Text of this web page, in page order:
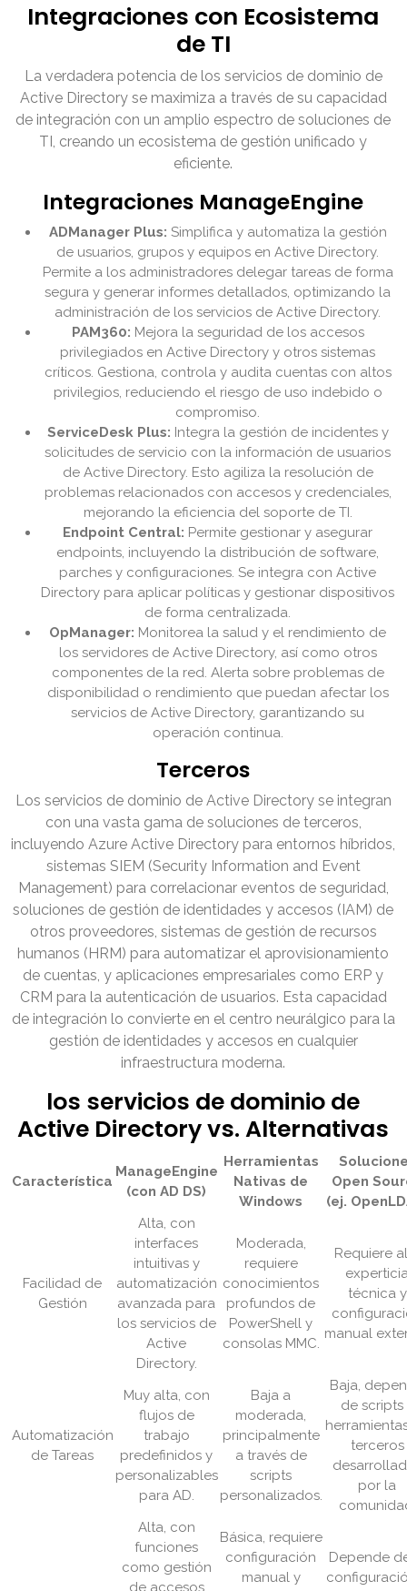
Integraciones con Ecosistema
de TI
La verdadera potencia de los servicios de dominio de
Active Directory se maximiza a través de su capacidad
de integración con un amplio espectro de soluciones de
TI, creando un ecosistema de gestión unificado y
eficiente.
Integraciones ManageEngine
ADManager Plus: Simplifica y automatiza la gestión
de usuarios, grupos y equipos en Active Directory.
Permite a los administradores delegar tareas de forma
segura y generar informes detallados, optimizando la
administración de los servicios de Active Directory.
PAM360: Mejora la seguridad de los accesos
privilegiados en Active Directory y otros sistemas
críticos. Gestiona, controla y audita cuentas con altos
privilegios, reduciendo el riesgo de uso indebido o
compromiso.
ServiceDesk Plus: Integra la gestión de incidentes y
solicitudes de servicio con la información de usuarios
de Active Directory. Esto agiliza la resolución de
problemas relacionados con accesos y credenciales,
mejorando la eficiencia del soporte de TI.
Endpoint Central: Permite gestionar y asegurar
endpoints, incluyendo la distribución de software,
parches y configuraciones. Se integra con Active
Directory para aplicar políticas y gestionar dispositivos
de forma centralizada.
OpManager: Monitorea la salud y el rendimiento de
los servidores de Active Directory, así como otros
componentes de la red. Alerta sobre problemas de
disponibilidad o rendimiento que puedan afectar los
servicios de Active Directory, garantizando su
operación continua.
Terceros
Los servicios de dominio de Active Directory se integran
con una vasta gama de soluciones de terceros,
incluyendo Azure Active Directory para entornos híbridos,
sistemas SIEM (Security Information and Event
Management) para correlacionar eventos de seguridad,
soluciones de gestión de identidades y accesos (IAM) de
otros proveedores, sistemas de gestión de recursos
humanos (HRM) para automatizar el aprovisionamiento
de cuentas, y aplicaciones empresariales como ERP y
CRM para la autenticación de usuarios. Esta capacidad
de integración lo convierte en el centro neurálgico para la
gestión de identidades y accesos en cualquier
infraestructura moderna.
los servicios de dominio de
Active Directory vs. Alternativas
Característica
ManageEngine
(con AD DS)
Herramientas
Nativas de
Windows
Open
(ej.
Facilidad de
Gestión
Alta, con
interfaces
intuitivas y
automatización
avanzada para
los servicios de
Active
Directory.
Moderada,
requiere
conocimientos
profundos de
PowerShell y
consolas MMC.
Requiere
técnica y
manual
Automatización
de Tareas
Muy alta, con
flujos de
trabajo
predefinidos y
personalizables
para AD.
Baja a
moderada,
principalmente
a través de
scripts
personalizados.
Baja,
de scripts
terceros
por la
Alta, con
funciones
como gestión
de accesos
Básica, requiere
configuración
manual y
Depende